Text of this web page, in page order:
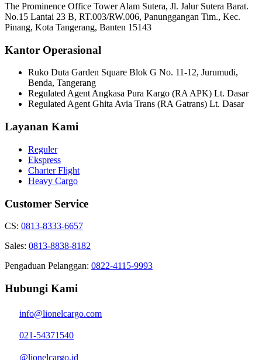
The Prominence Office Tower Alam Sutera, Jl. Jalur Sutera Barat.
No.15 Lantai 23 B, RT.003/RW.006, Panunggangan Tim., Kec.
Pinang, Kota Tangerang, Banten 15143
Kantor Operasional
Ruko Duta Garden Square Blok G No. 11-12, Jurumudi,
Benda, Tangerang
Regulated Agent Angkasa Pura Kargo (RA APK) Lt. Dasar
Regulated Agent Ghita Avia Trans (RA Gatrans) Lt. Dasar
Layanan Kami
Reguler
Ekspress
Charter Flight
Heavy Cargo
Customer Service
CS: 0813-8333-6657
Sales: 0813-8838-8182
Pengaduan Pelanggan: 0822-4115-9993
Hubungi Kami
info@lionelcargo.com
021-54371540
@lionelcargo.id